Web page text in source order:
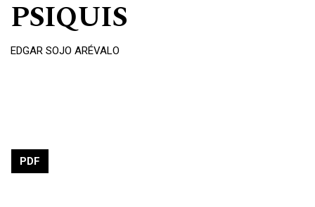
PSIQUIS
EDGAR SOJO ARÉVALO
PDF